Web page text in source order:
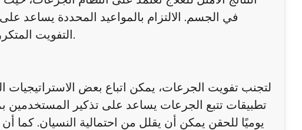
في الجسم. الالتزام بالمواعيد المحددة يساعد
التفويت المتكرر قد يؤدي إلى إحباط المريض وتأخير الوصول إلى أهدافه.
لتجنب تفويت الجرعات، يمكن اتباع بعض الاستراتيجيات
تطبيقات تتبع الجرعات يساعد على تذكير
يوميًا للحقن يمكن أن يقلل من احتمالية النسيان.